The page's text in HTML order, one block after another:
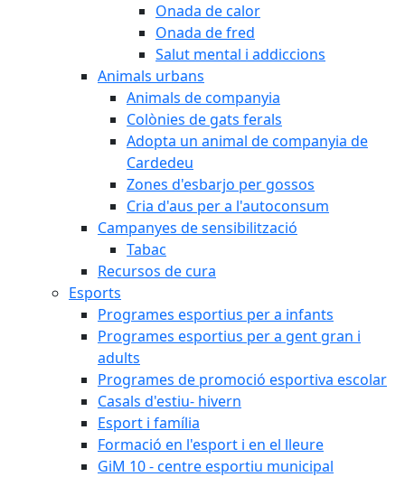
Onada de calor
Onada de fred
Salut mental i addiccions
Animals urbans
Animals de companyia
Colònies de gats ferals
Adopta un animal de companyia de
Cardedeu
Zones d'esbarjo per gossos
Cria d'aus per a l'autoconsum
Campanyes de sensibilització
Tabac
Recursos de cura
Esports
Programes esportius per a infants
Programes esportius per a gent gran i
adults
Programes de promoció esportiva escolar
Casals d'estiu- hivern
Esport i família
Formació en l'esport i en el lleure
GiM 10 - centre esportiu municipal